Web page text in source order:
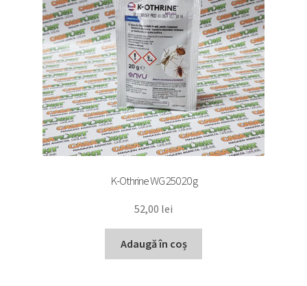
K-Othrine WG 250 20 g
52,00 lei
Adaugă în coș